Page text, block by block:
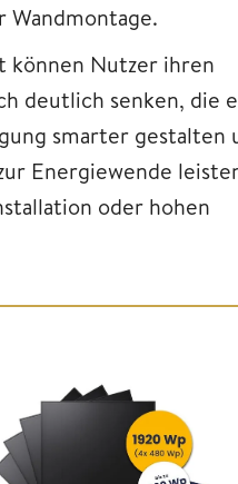
Wandmontage.
können Nutzer ihren
deutlich senken, die
smarter gestalten
Energiewende
oder hohen